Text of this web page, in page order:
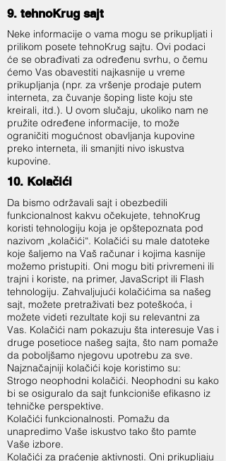
9. tehnoKrug sajt
Neke informacije o vama mogu se prikupljati i
prilikom posete tehnoKrug sajtu. Ovi podaci
će se obrađivati za određenu svrhu, o čemu
ćemo Vas obavestiti najkasnije u vreme
prikupljanja (npr. za vršenje prodaje putem
interneta, za čuvanje šoping liste koju ste
kreirali, itd.). U ovom slučaju, ukoliko nam ne
pružite određene informacije, to može
ograničiti mogućnost obavljanja kupovine
preko interneta, ili smanjiti nivo iskustva
kupovine.
10. Kolačići
Da bismo održavali sajt i obezbedili
funkcionalnost kakvu očekujete, tehnoKrug
koristi tehnologiju koja je opštepoznata pod
nazivom „kolačići“. Kolačići su male datoteke
koje šaljemo na Vaš računar i kojima kasnije
možemo pristupiti. Oni mogu biti privremeni ili
trajni i koriste, na primer, JavaScript ili Flash
tehnologiju. Zahvaljujući kolačićima sa našeg
sajt, možete pretraživati bez poteškoća, i
možete videti rezultate koji su relevantni za
Vas. Kolačići nam pokazuju šta interesuje Vas i
druge posetioce našeg sajta, što nam pomaže
da poboljšamo njegovu upotrebu za sve.
Najznačajniji kolačići koje koristimo su:
Strogo neophodni kolačići. Neophodni su kako
bi se osiguralo da sajt funkcioniše efikasno iz
tehničke perspektive.
Kolačići funkcionalnosti. Pomažu da
unapredimo Vaše iskustvo tako što pamte
Vaše izbore.
Kolačići za praćenje aktivnosti. Oni prikupljaju